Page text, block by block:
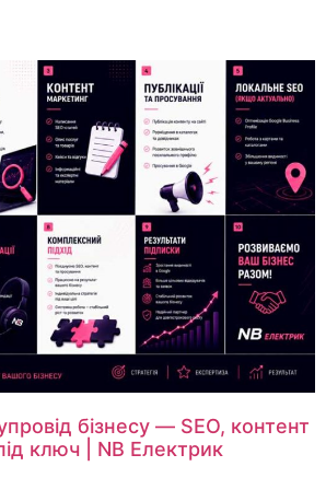
бізнесу — SEO, контент
ключ | NB Електрик